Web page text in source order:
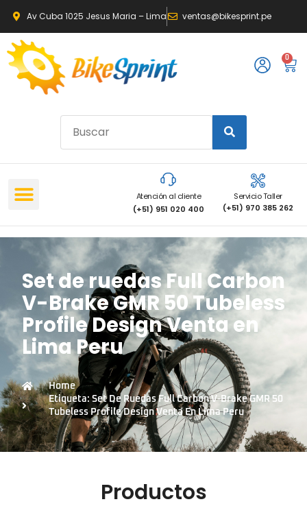
Av Cuba 1025 Jesus Maria – Lima ventas@bikesprint.pe
0
Atención al cliente
(+51) 951 020 400
Servicio Taller
(+51) 970 385 262
Set de ruedas Full Carbon
V-Brake GMR 50 Tubeless
Profile Design Venta en
Lima Peru
Home
Etiqueta: Set De Ruedas Full Carbon V-Brake GMR 50
Tubeless Profile Design Venta En Lima Peru
Productos